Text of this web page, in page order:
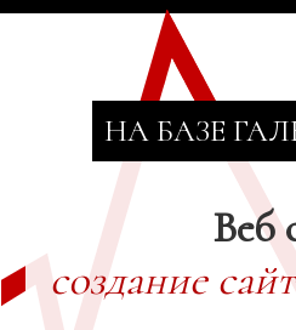
НА БАЗЕ
Веб
создание